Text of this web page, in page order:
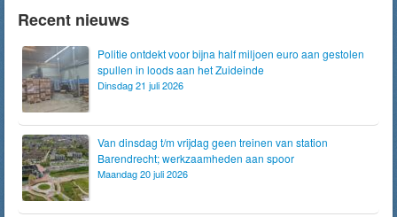
Recent nieuws
Politie ontdekt voor bijna half miljoen euro aan gestolen
spullen in loods aan het Zuideinde
Dinsdag 21 juli 2026
Van dinsdag t/m vrijdag geen treinen van station
Barendrecht; werkzaamheden aan spoor
Maandag 20 juli 2026